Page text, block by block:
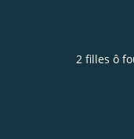
2 filles ô